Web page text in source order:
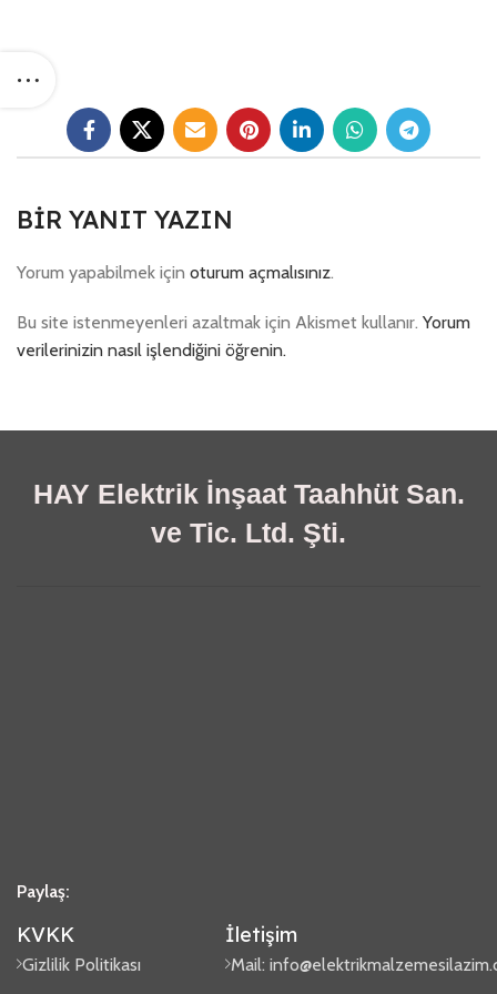
BIR YANIT YAZIN
Yorum yapabilmek için oturum açmalısınız.
Bu site istenmeyenleri azaltmak için Akismet kullanır. Yorum
verilerinizin nasıl işlendiğini öğrenin.
HAY Elektrik İnşaat Taahhüt San.
ve Tic. Ltd. Şti.
Paylaş:
KVKK
Gizlilik Politikası
İletişim
Mail: